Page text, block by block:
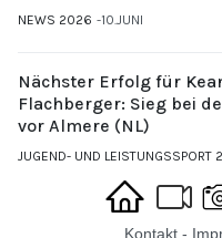
NEWS 2026 10.JUNI
Nächster Erfolg für
Flachberger: Sieg bei
vor Almere (NL)
JUGEND- UND LEISTUNGSSPORT
Kontakt -